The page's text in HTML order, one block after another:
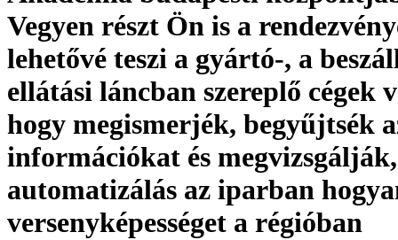
Vegyen részt Ön is a
lehetővé teszi a gyártó-, a
ellátási láncban szereplő cégek
hogy megismerjék, begyűjtsék
információkat és
automatizálás az iparban
versenyképességet a régióban